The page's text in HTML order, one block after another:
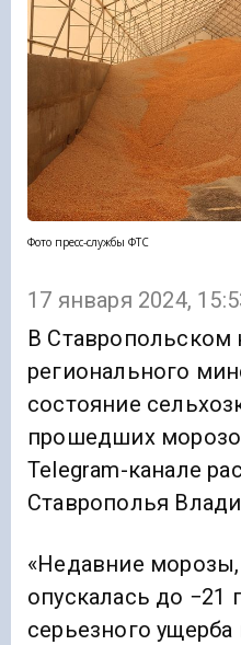
Фото пресс-службы ФТС
17 января 2024,
В Ставропольском
регионального
состояние
прошедших
Telegram-канале
Ставрополья
«Недавние морозы,
опускалась до −21
серьезного